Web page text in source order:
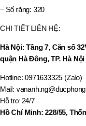
– Số răng: 320
CHI TIẾT LIÊN HỆ:
Hà Nội: Tầng 7, Căn số
quận Hà Đông, TP. Hà Nội
Hotline: 0971633325 (Zalo)
Mail:
Hỗ trợ 24/7
Hồ Chí Minh: 228/55,